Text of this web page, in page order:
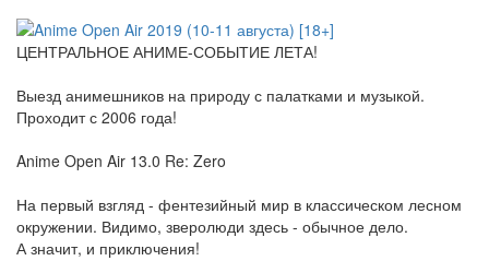
ЦЕНТРАЛЬНОЕ АНИМЕ-СОБЫТИЕ ЛЕТА!
Выезд анимешников на природу с палатками и музыкой.
Проходит с 2006 года!
Anime Open Air 13.0 Re: Zero
На первый взгляд - фентезийный мир в классическом лесном
окружении. Видимо, зверолюди здесь - обычное дело.
А значит, и приключения!